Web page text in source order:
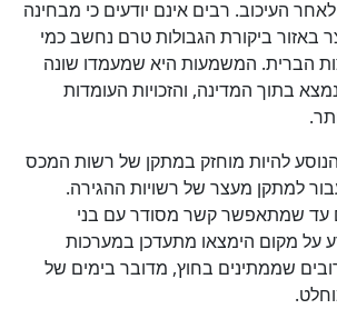
העיכוב. רבים אינם יודעים כי מבחינה
ביקורת הגבולות טרם נחשב כמי
הברית. המשמעות היא שמעמדו שונה
בתוך המדינה, והזכויות העומדות
להיות מוחזק במתקן של רשות המכס
למתקן מעצר של רשויות ההגירה.
עד שמתאפשר קשר מסודר עם בני
על מקום הימצאו מתעדכן במערכות
שממתינים בחוץ, מדובר בימים של